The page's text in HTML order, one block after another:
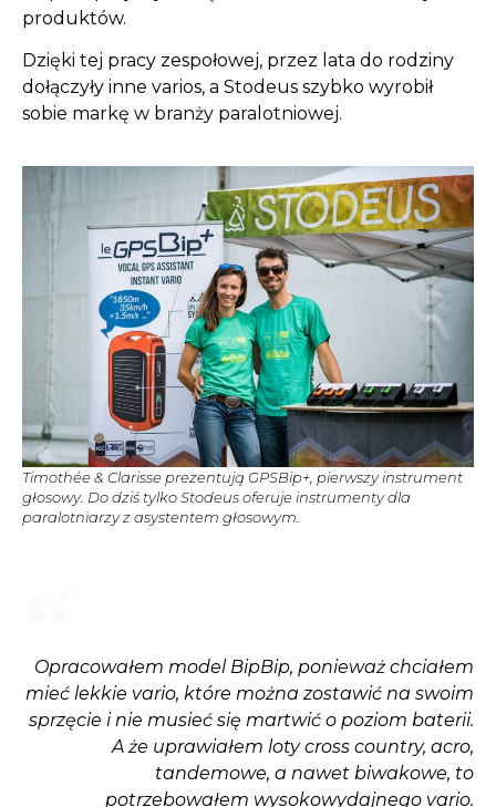
produktów.
Dzięki tej pracy zespołowej, przez lata do rodziny
dołączyły inne varios, a Stodeus szybko wyrobił
sobie markę w branży paralotniowej.
Timothée & Clarisse prezentują GPSBip+, pierwszy instrument
głosowy. Do dziś tylko Stodeus oferuje instrumenty dla
paralotniarzy z asystentem głosowym.
Opracowałem model BipBip, ponieważ chciałem
mieć lekkie vario, które można zostawić na swoim
sprzęcie i nie musieć się martwić o poziom baterii.
A że uprawiałem loty cross country, acro,
tandemowe, a nawet biwakowe, to
potrzebowałem wysokowydajnego vario.